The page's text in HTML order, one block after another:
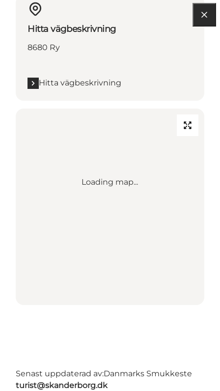
Hitta vägbeskrivning
8680 Ry
Hitta vägbeskrivning
Loading map...
Senast uppdaterad av:Danmarks Smukkeste
turist@skanderborg.dk